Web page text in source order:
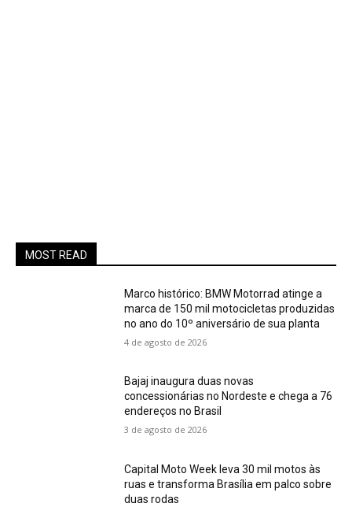
MOST READ
Marco histórico: BMW Motorrad atinge a
marca de 150 mil motocicletas produzidas
no ano do 10º aniversário de sua planta
4 de agosto de 2026
Bajaj inaugura duas novas
concessionárias no Nordeste e chega a 76
endereços no Brasil
3 de agosto de 2026
Capital Moto Week leva 30 mil motos às
ruas e transforma Brasília em palco sobre
duas rodas